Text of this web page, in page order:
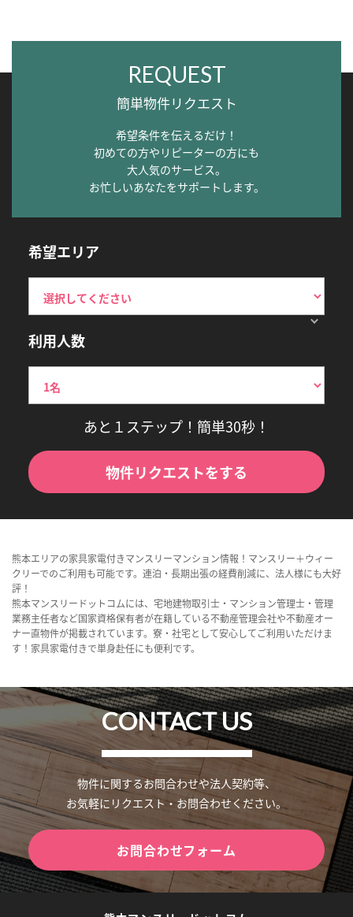
REQUEST
簡単物件リクエスト
希望条件を伝えるだけ！
初めての方やリピーターの方にも
大人気のサービス。
お忙しいあなたをサポートします。
希望エリア
利用人数
あと１ステップ！簡単30秒！
物件リクエストをする
熊本エリアの家具家電付きマンスリーマンション情報！マンスリー＋ウィー
クリーでのご利用も可能です。連泊・長期出張の経費削減に、法人様にも大好
評！
熊本マンスリードットコムには、宅地建物取引士・マンション管理士・管理
業務主任者など国家資格保有者が在籍している不動産管理会社や不動産オー
ナー直物件が掲載されています。寮・社宅として安心してご利用いただけま
す！家具家電付きで単身赴任にも便利です。
CONTACT US
物件に関するお問合わせや法人契約等、
お気軽にリクエスト・お問合わせください。
お問合わせフォーム